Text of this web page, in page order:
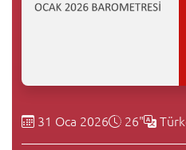
31 Oca 2026 26"